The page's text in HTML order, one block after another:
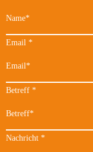
Email *
Betreff *
Nachricht *